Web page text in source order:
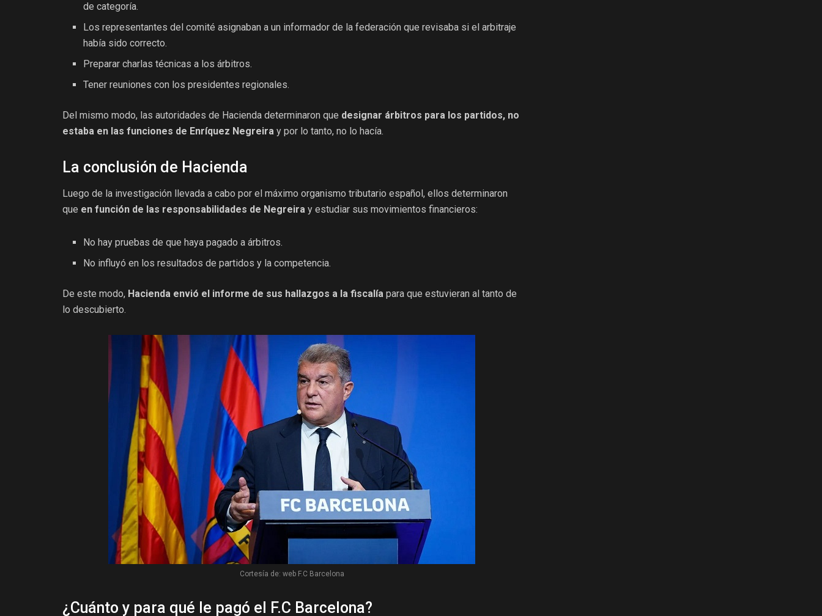
de categoría.
Los representantes del comité asignaban a un informador de la federación que revisaba si el arbitraje
había sido correcto.
Preparar charlas técnicas a los árbitros.
Tener reuniones con los presidentes regionales.
Del mismo modo, las autoridades de Hacienda determinaron que designar árbitros para los partidos, no
estaba en las funciones de Enríquez Negreira y por lo tanto, no lo hacía.
La conclusión de Hacienda
Luego de la investigación llevada a cabo por el máximo organismo tributario español, ellos determinaron
que en función de las responsabilidades de Negreira y estudiar sus movimientos financieros:
No hay pruebas de que haya pagado a árbitros.
No influyó en los resultados de partidos y la competencia.
De este modo, Hacienda envió el informe de sus hallazgos a la fiscalía para que estuvieran al tanto de
lo descubierto.
Cortesía de: web F.C Barcelona
¿Cuánto y para qué le pagó el F.C Barcelona?